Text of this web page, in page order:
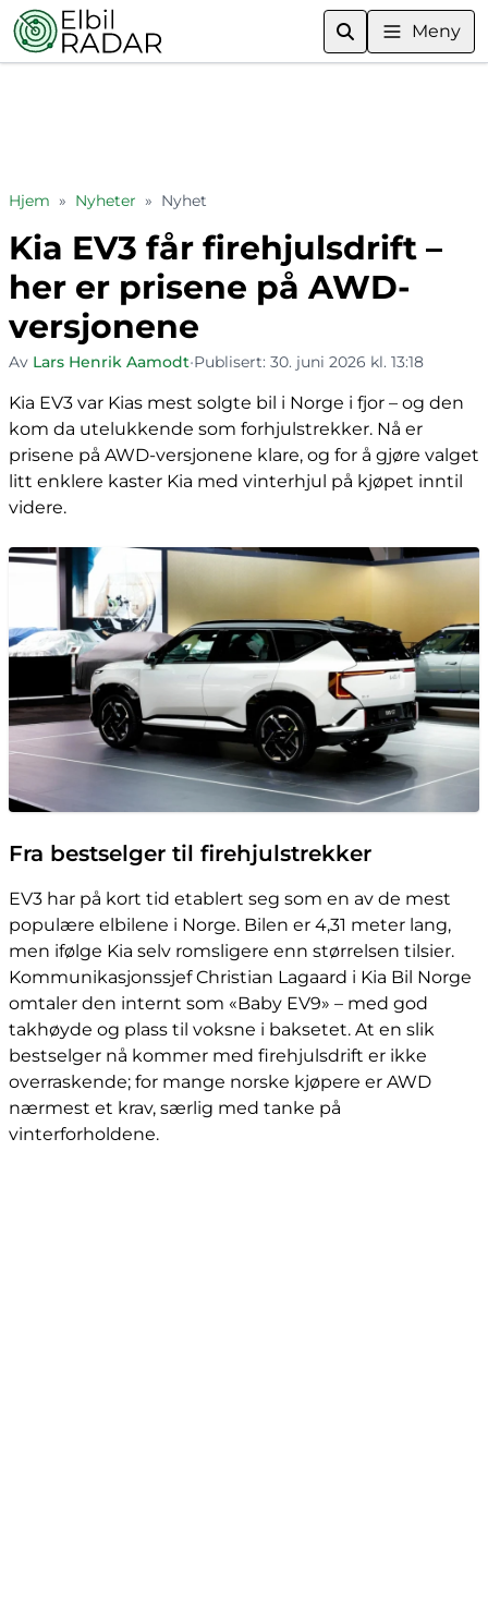
Meny
Hjem » Nyheter » Nyhet
Kia EV3 får firehjulsdrift –
her er prisene på AWD-
versjonene
Av Lars Henrik Aamodt•Publisert: 30. juni 2026 kl. 13:18
Kia EV3 var Kias mest solgte bil i Norge i fjor – og den
kom da utelukkende som forhjulstrekker. Nå er
prisene på AWD-versjonene klare, og for å gjøre valget
litt enklere kaster Kia med vinterhjul på kjøpet inntil
videre.
Fra bestselger til firehjulstrekker
EV3 har på kort tid etablert seg som en av de mest
populære elbilene i Norge. Bilen er 4,31 meter lang,
men ifølge Kia selv romsligere enn størrelsen tilsier.
Kommunikasjonssjef Christian Lagaard i Kia Bil Norge
omtaler den internt som «Baby EV9» – med god
takhøyde og plass til voksne i baksetet. At en slik
bestselger nå kommer med firehjulsdrift er ikke
overraskende; for mange norske kjøpere er AWD
nærmest et krav, særlig med tanke på
vinterforholdene.